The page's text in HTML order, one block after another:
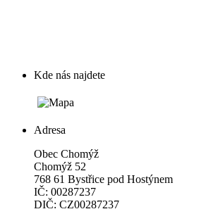
Kde nás najdete
Adresa
Obec Chomýž
Chomýž 52
768 61 Bystřice pod Hostýnem
IČ: 00287237
DIČ: CZ00287237